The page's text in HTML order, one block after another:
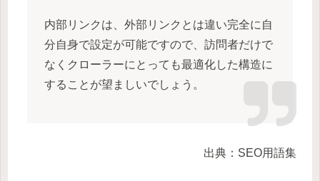
内部リンクは、外部リンクとは違い完全に自
分自身で設定が可能ですので、訪問者だけで
なくクローラーにとっても最適化した構造に
することが望ましいでしょう。
出典：SEO用語集